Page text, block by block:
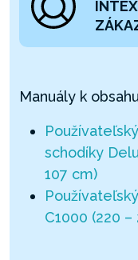
Manuály k
schodíky
107 cm)
C1000 (220 –